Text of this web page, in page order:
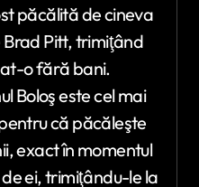
păcălită de cineva
Pitt, trimiţând
o fără bani.
Boloş este cel mai
că păcăleşte
exact în momentul
ei, trimiţându-le la